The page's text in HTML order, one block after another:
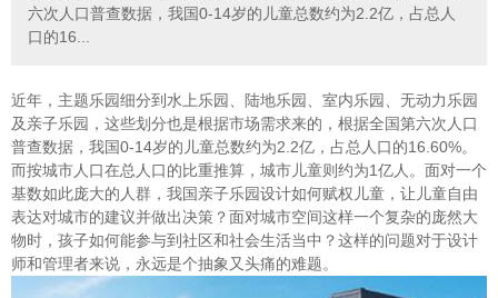
六次人口普查数据，我国0-14岁的儿童总数约为2.2亿，占总人
口的16...
近年，主题乐园细分到水上乐园、陆地乐园、室内乐园、无动力乐园
及亲子乐园，这些划分也是根据市场需求来的，根据全国第六次人口
普查数据，我国0-14岁的儿童总数约为2.2亿，占总人口的16.60%。
而按城市人口在总人口的比重推算，城市儿童则约为1亿人。面对一个
基数如此庞大的人群，我国亲子乐园设计如何赋权儿童，让儿童自由
表达对城市的建议并做出决策？面对城市空间这样一个复杂的庞然大
物时，孩子如何能参与到社区和社会生活当中？这样的问题对于设计
师和管理者来说，永远是个抽象又头痛的难题。